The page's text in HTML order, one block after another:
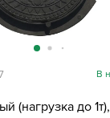
(нагрузка до 1т),
В